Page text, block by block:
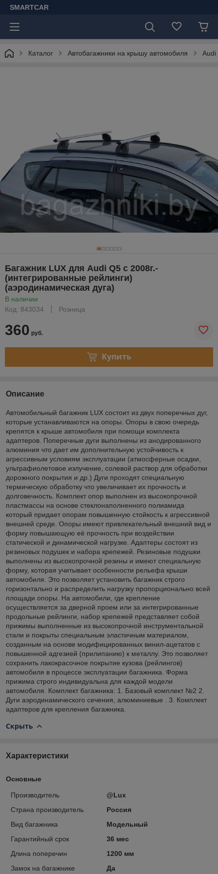
SMARTCAR
Каталог Автобагажники на крышу автомобиля Audi
Багажник LUX для Audi Q5 с 2008г.-
(интегрированные рейлинги)
(аэродинамическая дуга)
В наличии
Код: 843034
Розница
360 руб.
Купить
Описание
Автомобильный багажник LUX состоит из двух поперечных дуг,
которые устанавливаются на опоры. Опоры в свою очередь
крепятся к крыше автомобиля при помощи комплекта
адаптеров. Поперечные дуги выполнены из анодированного
алюминия что дает им дополнительную устойчивость к
агрессивным условиям эксплуатации (атмосферные осадки,
ультрафиолетовое излучение, солевой раствор для обработки
дорожного покрытия и др.) Дуги проходят специальную
термическую обработку что увеличивает их прочность и
долговечность. Комплект опор выполнен из высокопрочной
пластмассы на основе стеклонаполненного полиамида
который придает опорам повышенную стойкость к агрессивной
внешней среде. Опоры имеют привлекательный внешний вид и
форму повышающую её прочность при воздействии
статической и динамической нагрузке. Адаптеры состоят из
резиновых подушек и набора крепежей. Резиновые подушки
выполнены из высокопрочной резины и имеют специальную
форму, которая учитывает особенности рельефа крыши
автомобиля. Это позволяет установить багажник строго
горизонтально и распределить нагрузку пропорционально всей
площади опоры. На автомобили, где крепление
осуществляется за дверной проем или за интегрированные
продольные рейлинги, набор крепежей представляет собой
прижимы выполненные из высокопрочной инструментальной
стали и покрыты специальным эластичным материалом,
созданным на основе модифицированных винил-ацетатов с
повышенной адгезией (прилипанию) к металлу. Это позволяет
сохранить лакокрасочное покрытие кузова (рейлингов)
автомобиля в процессе эксплуатации багажника. Форма
прижима строго индивидуальна для каждой модели
автомобиля. Комплект багажника: 1. Базовый комплект №2 2.
Дуги аэродинамического сечения, алюминиевые . 3. Комплект
адаптеров для крепления багажника.
Скрыть
Характеристики
Основные
Производитель
@Lux
Страна производитель
Россия
Вид багажника
Модельный
Гарантийный срок
36 мес
Длина поперечин
1200 мм
Замок на багажнике
Да